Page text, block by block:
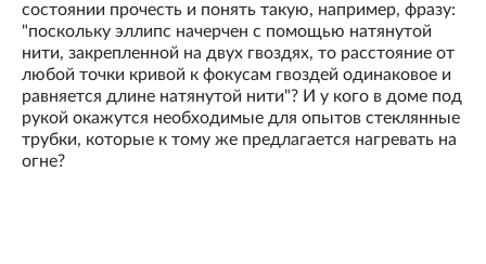
состоянии прочесть и понять такую, например, фразу:
"поскольку эллипс начерчен с помощью натянутой
нити, закрепленной на двух гвоздях, то расстояние от
любой точки кривой к фокусам гвоздей одинаковое и
равняется длине натянутой нити"? И у кого в доме под
рукой окажутся необходимые для опытов стеклянные
трубки, которые к тому же предлагается нагревать на
огне?